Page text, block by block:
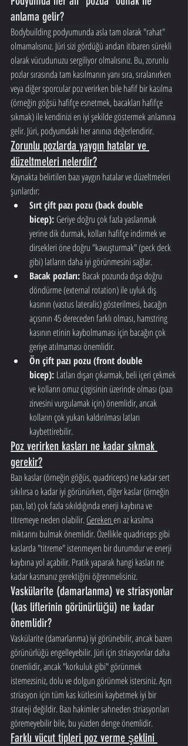
anlama gelir?
Bodybuilding podyumunda asla tam olarak "rahat"
olmamalısınız. Jüri sizi gördüğü andan itibaren sürekli
olarak vücudunuzu sergiliyor olmalısınız. Bu, zorunlu
pozlar sırasında tam kasılmanın yanı sıra, sıralanırken
veya diğer sporcular poz verirken bile hafif bir kasılma
(örneğin göğsü hafifçe esnetmek, bacakları hafifçe
sıkmak) ile kendinizi en iyi şekilde göstermek anlamına
gelir. Jüri, podyumdaki her anınızı değerlendirir.
Zorunlu pozlarda yaygın hatalar ve
düzeltmeleri nelerdir?
Kaynakta belirtilen bazı yaygın hatalar ve düzeltmeleri
şunlardır:
Sırt çift pazı pozu (back double
bicep): Geriye doğru çok fazla yaslanmak
yerine dik durmak, kolları hafifçe indirmek ve
dirsekleri öne doğru "kavuşturmak" (peck deck
gibi) latların daha iyi görünmesini sağlar.
Bacak pozları: Bacak pozunda dışa doğru
döndürme (external rotation) ile uyluk dış
kasının (vastus lateralis) gösterilmesi, bacağın
açısının 45 dereceden farklı olması, hamstring
kasının etinin kaybolmaması için bacağın çok
geriye atılmaması önemlidir.
Ön çift pazı pozu (front double
bicep): Latları dışarı çıkarmak, beli içeri çekmek
ve kolların omuz çizgisinin üzerinde olması (pazı
zirvesini vurgulamak için) önemlidir, ancak
kolların çok yukarı kaldırılması latları
kaybettirebilir.
Poz verirken kasları ne kadar sıkmak
gerekir?
Bazı kaslar (örneğin göğüs, quadriceps) ne kadar sert
sıkılırsa o kadar iyi görünürken, diğer kaslar (örneğin
pazı, lat) çok fazla sıkıldığında enerji kaybına ve
titremeye neden olabilir. Gereken en az kasılma
miktarını bulmak önemlidir. Özellikle quadriceps gibi
kaslarda "titreme" istenmeyen bir durumdur ve enerji
kaybına yol açabilir. Pratik yaparak hangi kasları ne
kadar kasmanız gerektiğini öğrenmelisiniz.
Vaskülarite (damarlanma) ve striasyonlar
(kas liflerinin görünürlüğü) ne kadar
önemlidir?
Vaskülarite (damarlanma) iyi görünebilir, ancak bazen
görünürlüğü engelleyebilir. Jüri için striasyonlar daha
önemlidir, ancak "korkuluk gibi" görünmek
istemezsiniz, dolu ve dolgun görünmek istersiniz. Aşırı
striasyon için tüm kas kütlesini kaybetmek iyi bir
strateji değildir. Bazı hakimler sahneden striasyonları
göremeyebilir bile, bu yüzden denge önemlidir.
Farklı vücut tipleri poz verme şeklini